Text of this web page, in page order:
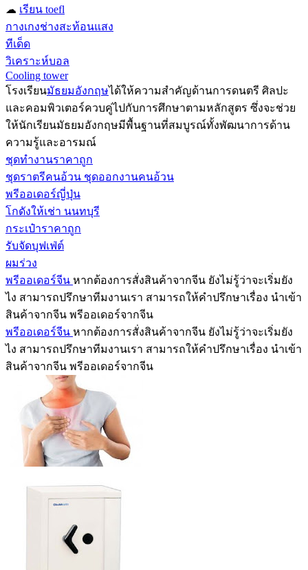
☁ เรียน toefl
กางเกงช่างสะท้อนแสง
ทีเด็ด
วิเคราะห์บอล
Cooling tower
โรงเรียนมัธยมอังกฤษได้ให้ความสำคัญด้านการดนตรี ศิลปะ
และคอมพิวเตอร์ควบคู่ไปกับการศึกษาตามหลักสูตร ซึ่งจะช่วย
ให้นักเรียนมัธยมอังกฤษมีพื้นฐานที่สมบูรณ์ทั้งพัฒนาการด้าน
ความรู้และอารมณ์
ชุดทำงานราคาถูก
ชุดราตรีคนอ้วน ชุดออกงานคนอ้วน
พรีออเดอร์ญี่ปุ่น
โกดังให้เช่า นนทบุรี
กระเป๋าราคาถูก
รับจัดบุฟเฟ่ต์
ผมร่วง
พรีออเดอร์จีน หากต้องการสั่งสินค้าจากจีน ยังไม่รู้ว่าจะเริ่มยัง
ไง สามารถปรึกษาทีมงานเรา สามารถให้คำปรึกษาเรื่อง นำเข้า
สินค้าจากจีน พรีออเดอร์จากจีน
พรีออเดอร์จีน หากต้องการสั่งสินค้าจากจีน ยังไม่รู้ว่าจะเริ่มยัง
ไง สามารถปรึกษาทีมงานเรา สามารถให้คำปรึกษาเรื่อง นำเข้า
สินค้าจากจีน พรีออเดอร์จากจีน